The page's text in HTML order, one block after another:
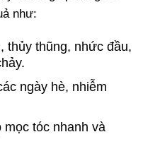
như:
thủy thũng, nhức đầu,
ngày hè, nhiễm
mọc tóc nhanh và